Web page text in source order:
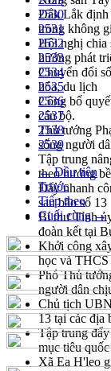
Đắk Lắk định
trong không
Hội nghị chia
hướng phát
Chuyển đổi
hóa, du lịch
Công bố
cán bộ.
Thủ tướng
sống người
Tập trung
theo hướng
Đẩy nhanh
sau bão số 13
Bí thư Tỉnh
đoàn kết tại
Khởi công
học và
Phó Thủ
người dân
Chủ tịch
13 tại các địa
Tập trung
mục tiêu
Xã Ea H'leo
2530
2531
2532
2533
2534
2535
2536
2537
2538
2539
← Đầu tiên
Trước
Tiếp theo
Cuối cùng →